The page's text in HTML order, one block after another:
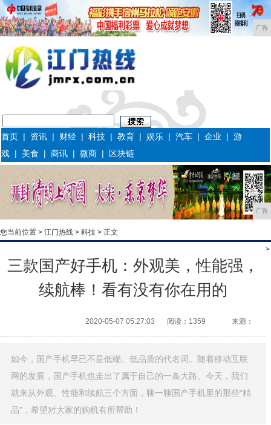
广告
首页 | 资讯 | 财经 |科技 |教育 |娱乐 |汽车 |企业 |游
戏 | 美食 |商讯 |微商 | 区块链
广告
您当前位置 > 江门热线 > 科技 > 正文
>
三款国产好手机：外观美，性能强，
续航棒！看有没有你在用的
2020-05-07 05:27:03 阅读：1359 来源：
如今，国产手机早已不是低端、低品质的代名词。随着移动互联
网的发展，国产手机也走出了属于自己的一条大路。今天，我们
就来从外观、性能和续航三个方面，聊一聊国产手机里的那些“精
品”，希望对大家的购机有所帮助！